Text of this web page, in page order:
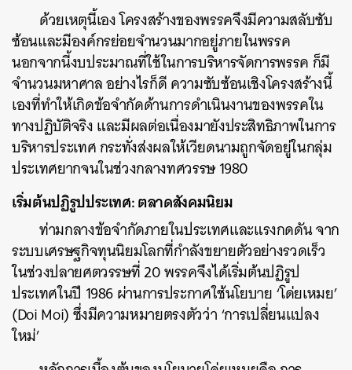
ด้วยเหตุนี้เอง โครงสร้างของพรรคจึงมีความสลับซับ
ซ้อนและมีองค์กรย่อยจำนวนมากอยู่ภายในพรรค
นอกจากนี้งบประมาณที่ใช้ในการบริหารจัดการพรรค ก็มี
จำนวนมหาศาล อย่างไรก็ดี ความซับซ้อนเชิงโครงสร้างนี้
เองที่ทำให้เกิดข้อจำกัดด้านการดำเนินงานของพรรคใน
ทางปฏิบัติจริง และมีผลต่อเนื่องมายังประสิทธิภาพในการ
บริหารประเทศ กระทั่งส่งผลให้เวียดนามถูกจัดอยู่ในกลุ่ม
ประเทศยากจนในช่วงกลางทศวรรษ 1980
เริ่มต้นปฏิรูปประเทศ: ตลาดสังคมนิยม
ท่ามกลางข้อจำกัดภายในประเทศและแรงกดดัน จาก
ระบบเศรษฐกิจทุนนิยมโลกที่กำลังขยายตัวอย่างรวดเร็ว
ในช่วงปลายศตวรรษที่ 20 พรรคจึงได้เริ่มต้นปฏิรูป
ประเทศในปี 1986 ผ่านการประกาศใช้นโยบาย ‘โด่ยเหมย’
(Doi Moi) ซึ่งมีความหมายตรงตัวว่า ‘การเปลี่ยนแปลง
ใหม่’